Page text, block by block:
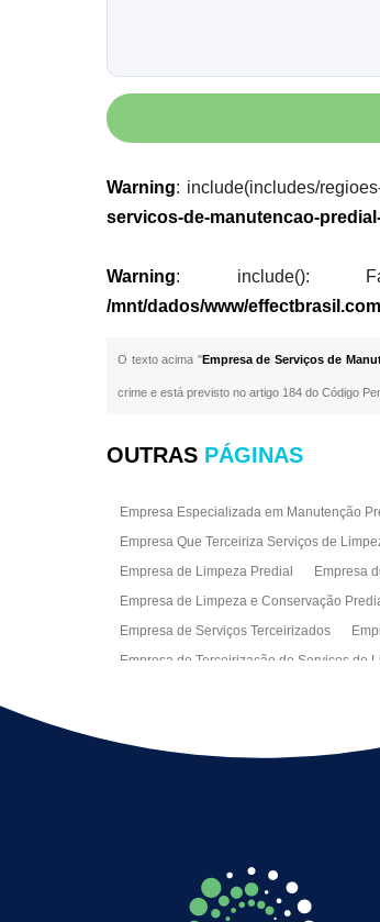
Warning: include(includes/
servicos-de-manutencao-
Warning: include():
/mnt/dados/www/
O texto acima "Empresa de Serviços de
crime e está previsto no artigo 184 do Código
OUTRAS PÁGINAS
Empresa Especializada em Manutenção
Empresa Que Terceiriza Serviços de
Empresa de Limpeza Predial
Empresa
Empresa de Limpeza e Conservação
Empresa de Serviços Terceirizados
Empresa de Terceirização de Serviços de
Serviço de Limpeza Empresarial